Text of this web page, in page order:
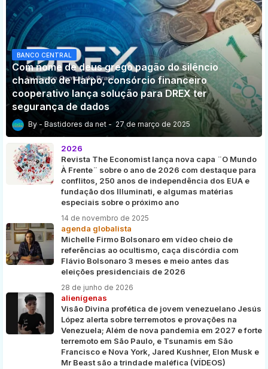
BANCO CENTRAL
Com nome de deus grego pagão do silêncio
chamado de Harpo, consórcio financeiro
cooperativo lança solução para DREX ter
segurança de dados
Bastidores da net 27 de março de 2025
2026
Revista The Economist lança nova capa ¨O Mundo
À Frente¨ sobre o ano de 2026 com destaque para
conflitos, 250 anos de independência dos EUA e
fundação dos Illuminati, e algumas matérias
especiais sobre o próximo ano
14 de novembro de 2025
agenda globalista
Michelle Firmo Bolsonaro em vídeo cheio de
referências ao ocultismo, caça discórdia com
Flávio Bolsonaro 3 meses e meio antes das
eleições presidenciais de 2026
28 de junho de 2026
alienígenas
Visão Divina profética de jovem venezuelano Jesús
López alerta sobre terremotos e provações na
Venezuela; Além de nova pandemia em 2027 e forte
terremoto em São Paulo, e Tsunamis em São
Francisco e Nova York, Jared Kushner, Elon Musk e
Mr Beast são a trindade maléfica (VÍDEOS)